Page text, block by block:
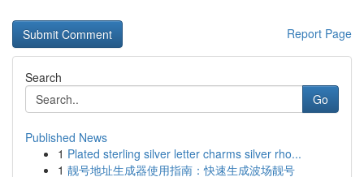
Report Page
Search
Go
Published News
1 Plated sterling silver letter charms silver rho...
1 靓号地址生成器使用指南：快速生成波场靓号